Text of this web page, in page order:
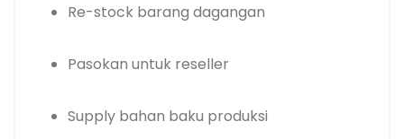
Re-stock barang dagangan
Pasokan untuk reseller
Supply bahan baku produksi